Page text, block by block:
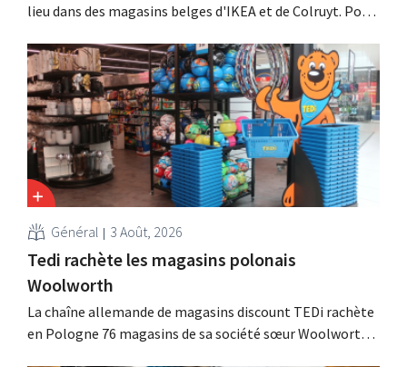
lieu dans des magasins belges d'IKEA et de Colruyt. Pour
points auprès d'un public plus jeune.
Général 3 Août, 2026
Tedi rachète les magasins polonais
Woolworth
La chaîne allemande de magasins discount TEDi rachète
en Pologne 76 magasins de sa société sœur Woolworth,